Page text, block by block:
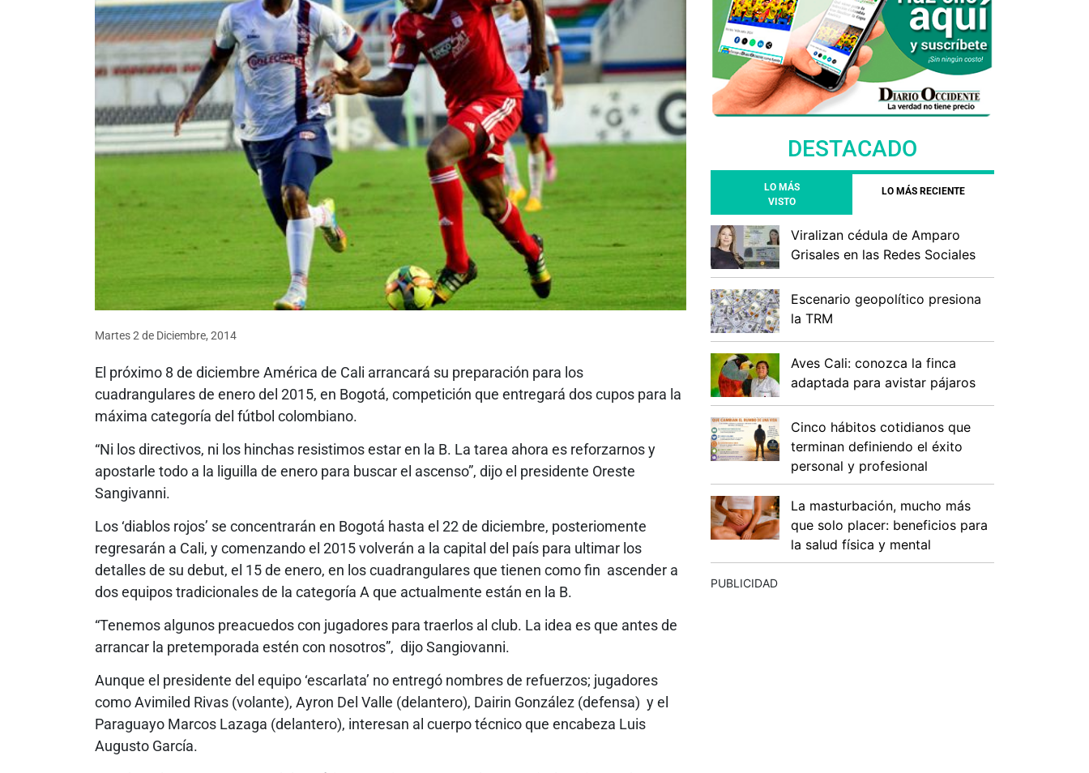
Martes 2 de Diciembre, 2014
El próximo 8 de diciembre América de Cali arrancará su preparación para los
cuadrangulares de enero del 2015, en Bogotá, competición que entregará dos cupos para la
máxima categoría del fútbol colombiano.
“Ni los directivos, ni los hinchas resistimos estar en la B. La tarea ahora es reforzarnos y
apostarle todo a la liguilla de enero para buscar el ascenso”, dijo el presidente Oreste
Sangivanni.
Los ‘diablos rojos’ se concentrarán en Bogotá hasta el 22 de diciembre, posteriomente
regresarán a Cali, y comenzando el 2015 volverán a la capital del país para ultimar los
detalles de su debut, el 15 de enero, en los cuadrangulares que tienen como fin ascender a
dos equipos tradicionales de la categoría A que actualmente están en la B.
“Tenemos algunos preacuedos con jugadores para traerlos al club. La idea es que antes de
arrancar la pretemporada estén con nosotros”, dijo Sangiovanni.
Aunque el presidente del equipo ‘escarlata’ no entregó nombres de refuerzos; jugadores
como Avimiled Rivas (volante), Ayron Del Valle (delantero), Dairin González (defensa) y el
Paraguayo Marcos Lazaga (delantero), interesan al cuerpo técnico que encabeza Luis
Augusto García.
DESTACADO
LO MÁS
VISTO
LO MÁS RECIENTE
Viralizan cédula de Amparo
Grisales en las Redes Sociales
Escenario geopolítico presiona
la TRM
Aves Cali: conozca la finca
adaptada para avistar pájaros
Cinco hábitos cotidianos que
terminan definiendo el éxito
personal y profesional
La masturbación, mucho más
que solo placer: beneficios para
la salud física y mental
PUBLICIDAD